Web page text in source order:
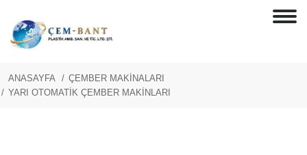
ANASAYFA
ÇEMBER MAKİNALARI
YARI OTOMATİK ÇEMBER MAKİNLARI